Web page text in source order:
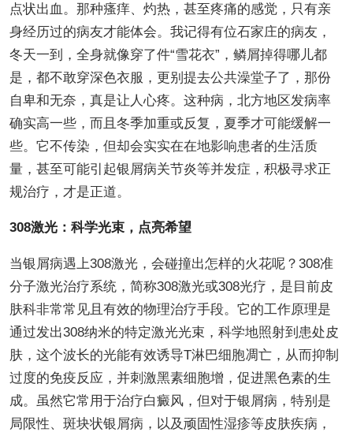
点状出血。那种瘙痒、灼热，甚至疼痛的感觉，只有亲
身经历过的病友才能体会。我记得有位石家庄的病友，
冬天一到，全身就像穿了件“雪花衣”，鳞屑掉得哪儿都
是，都不敢穿深色衣服，更别提去公共澡堂子了，那份
自卑和无奈，真是让人心疼。这种病，北方地区发病率
确实高一些，而且冬季加重或反复，夏季才可能缓解一
些。它不传染，但却会实实在在地影响患者的生活质
量，甚至可能引起银屑病关节炎等并发症，积极寻求正
规治疗，才是正道。
308激光：科学光束，点亮希望
当银屑病遇上308激光，会碰撞出怎样的火花呢？308准
分子激光治疗系统，简称308激光或308光疗，是目前皮
肤科非常常见且有效的物理治疗手段。它的工作原理是
通过发出308纳米的特定激光光束，科学地照射到患处皮
肤，这个波长的光能有效诱导T淋巴细胞凋亡，从而抑制
过度的免疫反应，并刺激黑素细胞增，促进黑色素的生
成。虽然它常用于治疗白癜风，但对于银屑病，特别是
局限性、斑块状银屑病，以及顽固性湿疹等皮肤疾病，